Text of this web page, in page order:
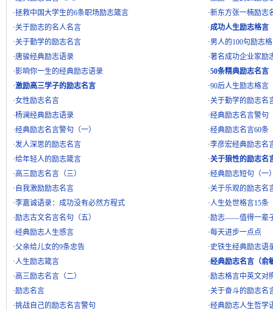
·拯救中国大学生的6条职场励志箴言 ·新东方张一楠励志
·关于励志的名人名言 ·成功人生励志格言
·关于勤学的励志名言 ·男人的100句励志
·唐骏经典励志语录 ·著名成功企业家励
·影响你一生的经典励志语录 ·50条精典励志名言
·激励高三学子的励志名言 ·90后人生励志格言
·女性励志名言 ·关于勤学的励志名
·杨澜经典励志语录 ·经典励志名言警句
·经典励志名言警句（一） ·经典励志名言60条
·发人深思的励志名言 ·李彦宏经典励志名
·给年轻人的励志箴言 ·关于狼性的励志名
·高三励志名言（三） ·经典励志短句（一
· 自我激励励志名言 ·关于乐观的励志名
·李嘉诚语录：成功没有必然方程式 ·人生处世格言15条
·励志古文名言名句（五） ·励志——值得一辈
·经典励志人生感言 ·每天进步一点点
·父亲给儿女的9条忠告 ·史铁生经典励志语
·人生励志箴言 ·经典励志名言（俞
·高三励志名言（二） ·励志格言中英文对
·励志名言 ·关于奋斗的励志名
·挑战自己的励志名言警句 ·经典励志人生哲学